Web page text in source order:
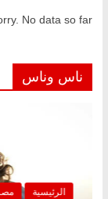
No data so far.
ناس وناس